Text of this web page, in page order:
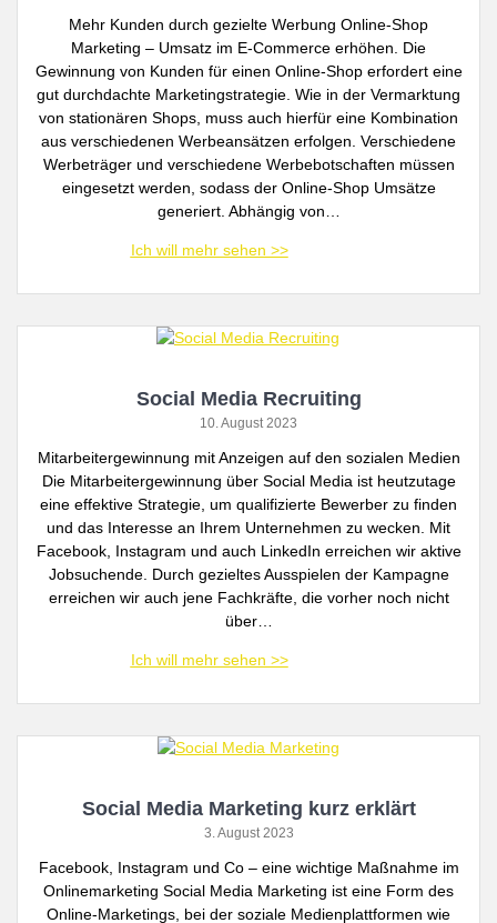
Mehr Kunden durch gezielte Werbung Online-Shop
Marketing – Umsatz im E-Commerce erhöhen. Die
Gewinnung von Kunden für einen Online-Shop erfordert eine
gut durchdachte Marketingstrategie. Wie in der Vermarktung
von stationären Shops, muss auch hierfür eine Kombination
aus verschiedenen Werbeansätzen erfolgen. Verschiedene
Werbeträger und verschiedene Werbebotschaften müssen
eingesetzt werden, sodass der Online-Shop Umsätze
generiert. Abhängig von…
Social Media Recruiting
10. August 2023
Mitarbeitergewinnung mit Anzeigen auf den sozialen Medien
Die Mitarbeitergewinnung über Social Media ist heutzutage
eine effektive Strategie, um qualifizierte Bewerber zu finden
und das Interesse an Ihrem Unternehmen zu wecken. Mit
Facebook, Instagram und auch LinkedIn erreichen wir aktive
Jobsuchende. Durch gezieltes Ausspielen der Kampagne
erreichen wir auch jene Fachkräfte, die vorher noch nicht
über…
Social Media Marketing kurz erklärt
3. August 2023
Facebook, Instagram und Co – eine wichtige Maßnahme im
Onlinemarketing Social Media Marketing ist eine Form des
Online-Marketings, bei der soziale Medienplattformen wie